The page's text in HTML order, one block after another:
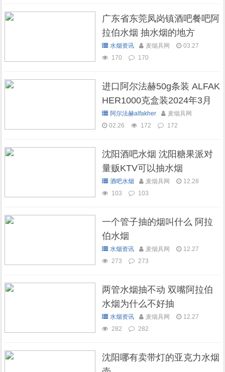
广东省东莞凤岗镇酒吧餐吧阿
拉伯水烟 抽水烟的地方
水烟资讯 麦烟具网
03.27
170
170
进口阿尔法赫50g条装 ALFAK
HER1000克盒装2024年3月
现货库存
阿尔法赫alfakher
麦烟具网
02.26
172 172
沈阳酒吧水烟 沈阳糖果派对
量贩KTV可以抽水烟
酒吧水烟 麦烟具网
12.28
103
103
一个管子抽的烟叫什么 阿拉
伯水烟
水烟资讯 麦烟具网
12.27
273
273
两管水烟抽不动 双嘴阿拉伯
水烟为什么不好抽
水烟资讯 麦烟具网
12.27
282
282
沈阳哪有卖带灯的亚克力水烟